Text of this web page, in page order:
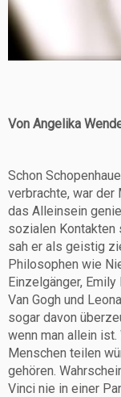
Von Angelika
Schon
verbrachte, war der
das Alleinsein
sozialen Kontakten
sah er als geistig
Philosophen wie
Einzelgänger,
Van Gogh und
sogar davon
wenn man allein
Menschen teilen
gehören.
Vinci nie in einer